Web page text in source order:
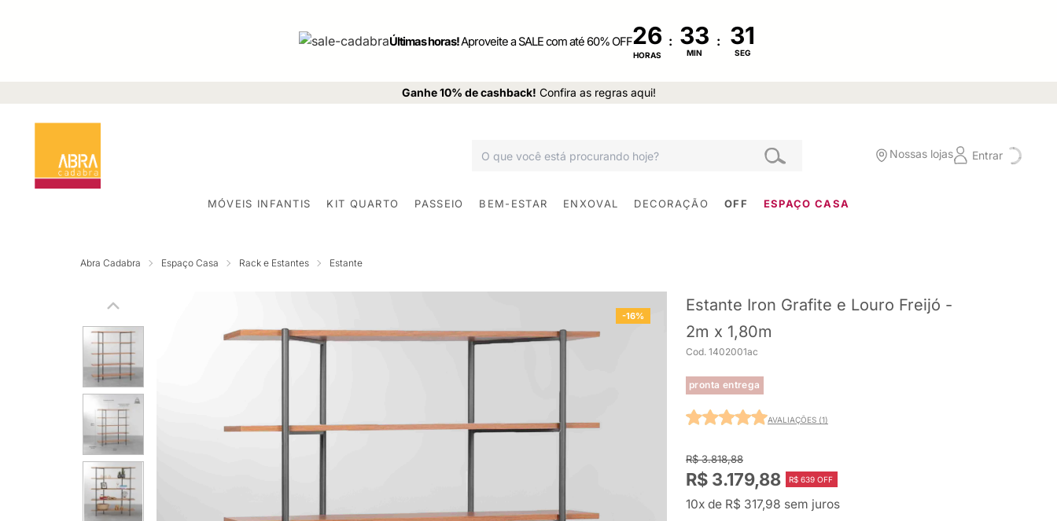
Últimas horas!Aproveite a SALE com até 60% OFF26
HORAS
:
MIN
:
SEG
Ganhe 10% de cashback! Confira as regras aqui!
Nossas lojas Entrar
MÓVEIS INFANTIS KIT QUARTO PASSEIO BEM-ESTAR ENXOVAL DECORAÇÃO OFF ESPAÇO CASA
Abra Cadabra Espaço Casa Rack e Estantes Estante
-16%
Estante Iron Grafite e Louro Freijó -
2m x 1,80m
Cod. 1402001ac
pronta entrega
AVALIAÇÕES (1)
R$ 3.818,88
R$ 3.179,88 R$ 639 OFF
10x de R$ 317,98 sem juros